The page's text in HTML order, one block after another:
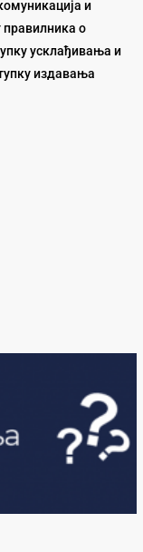
и
правилника о
усклађивања и
издавања